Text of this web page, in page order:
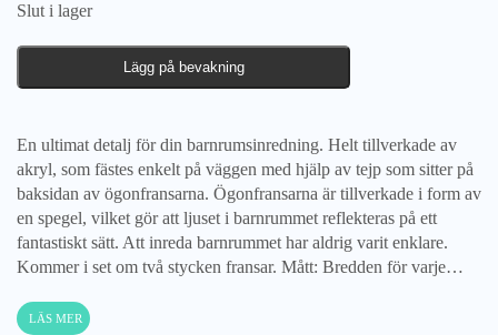
Slut i lager
Lägg på bevakning
En ultimat detalj för din barnrumsinredning. Helt tillverkade av
akryl, som fästes enkelt på väggen med hjälp av tejp som sitter på
baksidan av ögonfransarna. Ögonfransarna är tillverkade i form av
en spegel, vilket gör att ljuset i barnrummet reflekteras på ett
fantastiskt sätt. Att inreda barnrummet har aldrig varit enklare.
Kommer i set om två stycken fransar. Mått: Bredden för varje…
LÄS MER